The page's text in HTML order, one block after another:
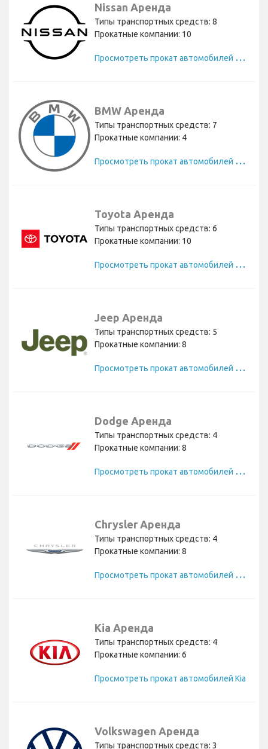
Nissan Аренда
Типы транспортных средств: 8
Прокатные компании: 10
П
росмотреть прокат автомобилей Nissan
BMW Аренда
Типы транспортных средств: 7
Прокатные компании: 4
П
росмотреть прокат автомобилей BMW
Toyota Аренда
Типы транспортных средств: 6
Прокатные компании: 10
П
росмотреть прокат автомобилей Toyota
Jeep Аренда
Типы транспортных средств: 5
Прокатные компании: 8
П
росмотреть прокат автомобилей Jeep
Dodge Аренда
Типы транспортных средств: 4
Прокатные компании: 8
П
росмотреть прокат автомобилей Dodge
Chrysler Аренда
Типы транспортных средств: 4
Прокатные компании: 8
П
росмотреть прокат автомобилей Chrysler
Kia Аренда
Типы транспортных средств: 4
Прокатные компании: 6
Просмотреть прокат автомобилей Kia
Volkswagen Аренда
Типы транспортных средств: 3